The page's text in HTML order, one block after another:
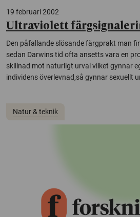
19 februari 2002
Ultraviolett
Den påfallande slösande färgprakt man
sedan Darwins tid ofta ansetts vara en
skillnad mot naturligt urval vilket gynnar
individens överlevnad,så gynnar sexuellt
Natur & teknik